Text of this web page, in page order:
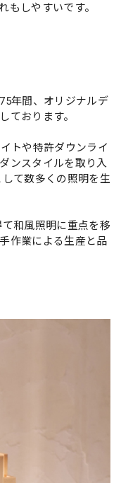
もしやすいです。
年間、オリジナルデ
ております。
トや特許ダウンライ
ンスタイルを取り入
て数多くの照明を生
和風照明に重点を移
作業による生産と品